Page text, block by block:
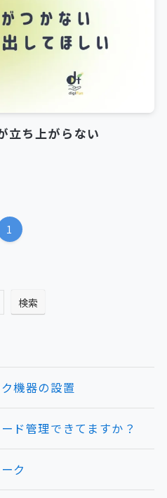
立ち上がらない
1
検索
機器の設置
ド管理できてますか？
ク